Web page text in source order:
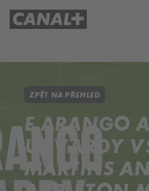
ZPĚT NA PŘEHLED
E ARANGO
UDVARDY
MARTINS